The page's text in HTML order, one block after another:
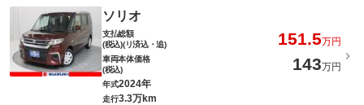
ソリオ
支払総額
(税込)(リ済込・追)
151.5万円
車両本体価格
(税込)
143万円
年式2024年
走行3.3万km